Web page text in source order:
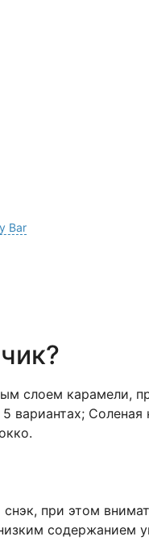
Bar
слоем карамели,
при этом
содержанием